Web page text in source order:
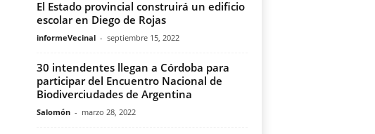
El Estado provincial construirá un edificio
escolar en Diego de Rojas
informeVecinal - septiembre 15, 2022
30 intendentes llegan a Córdoba para
participar del Encuentro Nacional de
Biodiverciudades de Argentina
Salomón - marzo 28, 2022